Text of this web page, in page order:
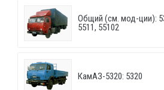
Общий (см. мод-ции):
5511, 55102
КамАЗ-5320: 5320